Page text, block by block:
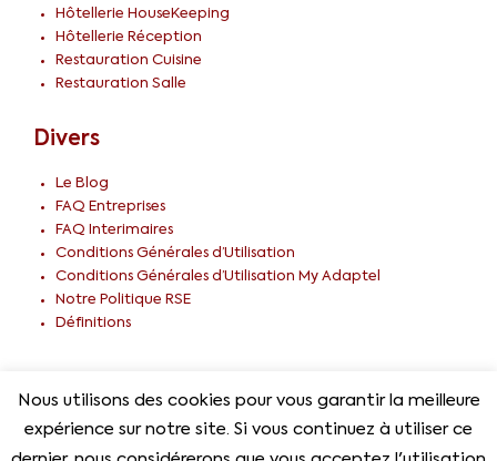
Hôtellerie HouseKeeping
Hôtellerie Réception
Restauration Cuisine
Restauration Salle
Divers
Le Blog
FAQ Entreprises
FAQ Interimaires
Conditions Générales d’Utilisation
Conditions Générales d’Utilisation My Adaptel
Notre Politique RSE
Définitions
© 2026 Adaptel Tous droits réservés –CGU
Nous utilisons des cookies pour vous garantir la meilleure
expérience sur notre site. Si vous continuez à utiliser ce